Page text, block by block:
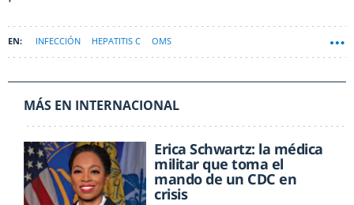
INFECCIÓN HEPATITIS C OMS
MÁS EN INTERNACIONAL
Erica Schwartz: la médica
militar que toma el
mando de un CDC en
crisis